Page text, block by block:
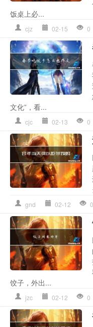
饭桌上必...
cjz 02-15 0
文化”，看...
cjc 02-13 0
gnd 02-12 0
饺子，外出...
jzc 02-12 0